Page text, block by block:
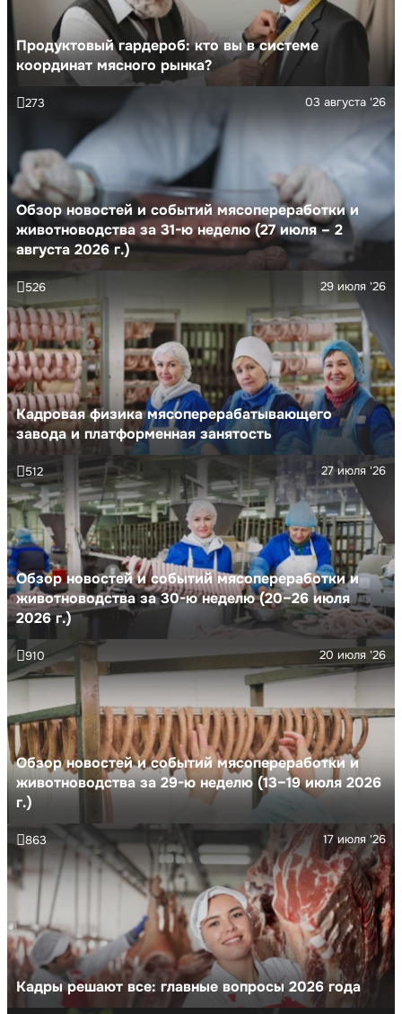
Продуктовый гардероб: кто вы в системе
координат мясного рынка?
Обзор новостей и событий мясопереработки и
животноводства за 31-ю неделю (27 июля – 2
августа 2026 г.)
03 августа '26
273
Кадровая физика мясоперерабатывающего
завода и платформенная занятость
29 июля '26
526
Обзор новостей и событий мясопереработки и
животноводства за 30-ю неделю (20–26 июля
2026 г.)
27 июля '26
512
Обзор новостей и событий мясопереработки и
животноводства за 29-ю неделю (13–19 июля 2026
г.)
20 июля '26
910
Кадры решают все: главные вопросы 2026 года
17 июля '26
863